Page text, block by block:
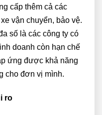
cấp thêm cả các
vận chuyển, bảo vệ.
số là các công ty có
doanh còn hạn chế
ứng được khả năng
cho đơn vị mình.
ro